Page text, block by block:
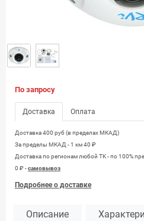
По запросу
Доставка Оплата
Доставка 400 руб (в пределах МКАД)
За пределы МКАД - 1 км 40 ₽
Доставка по регионам любой TK - по 100%
0 ₽ -самовывоз
Подробнее о доставке
Описание